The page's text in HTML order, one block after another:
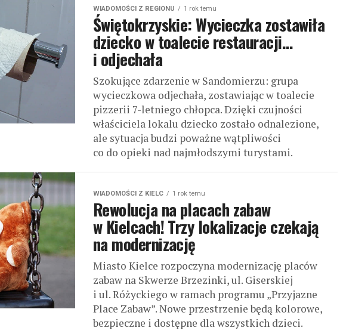
WIADOMOŚCI Z REGIONU 1 rok temu
Świętokrzyskie: Wycieczka zostawiła
dziecko w toalecie restauracji…
i odjechała
Szokujące zdarzenie w Sandomierzu: grupa
wycieczkowa odjechała, zostawiając w toalecie
pizzerii 7-letniego chłopca. Dzięki czujności
właściciela lokalu dziecko zostało odnalezione,
ale sytuacja budzi poważne wątpliwości
co do opieki nad najmłodszymi turystami.
WIADOMOŚCI Z KIELC 1 rok temu
Rewolucja na placach zabaw
w Kielcach! Trzy lokalizacje czekają
na modernizację
Miasto Kielce rozpoczyna modernizację placów
zabaw na Skwerze Brzezinki, ul. Giserskiej
i ul. Różyckiego w ramach programu „Przyjazne
Place Zabaw”. Nowe przestrzenie będą kolorowe,
bezpieczne i dostępne dla wszystkich dzieci.